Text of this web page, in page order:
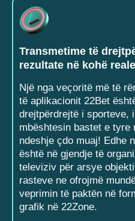
Transmetime të
rezultate në kohë reale
Një nga veçoritë më të
të aplikacionit 22Bet
drejtpërdrejtë i sporteve,
mbështesin bastet e tyre
ndeshje çdo muaj! Edhe
është në gjendje të
televiziv për arsye
rasteve ne ofrojmë
veprimin të paktën në
grafik në 22Zone.